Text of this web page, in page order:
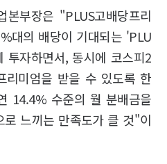
본부장은 "PLUS고배당프리
대의 배당이 기대되는 'PLU
투자하면서, 동시에 코스피2
리미엄을 받을 수 있도록 한
14.4% 수준의 월 분배금을
느끼는 만족도가 클 것"이